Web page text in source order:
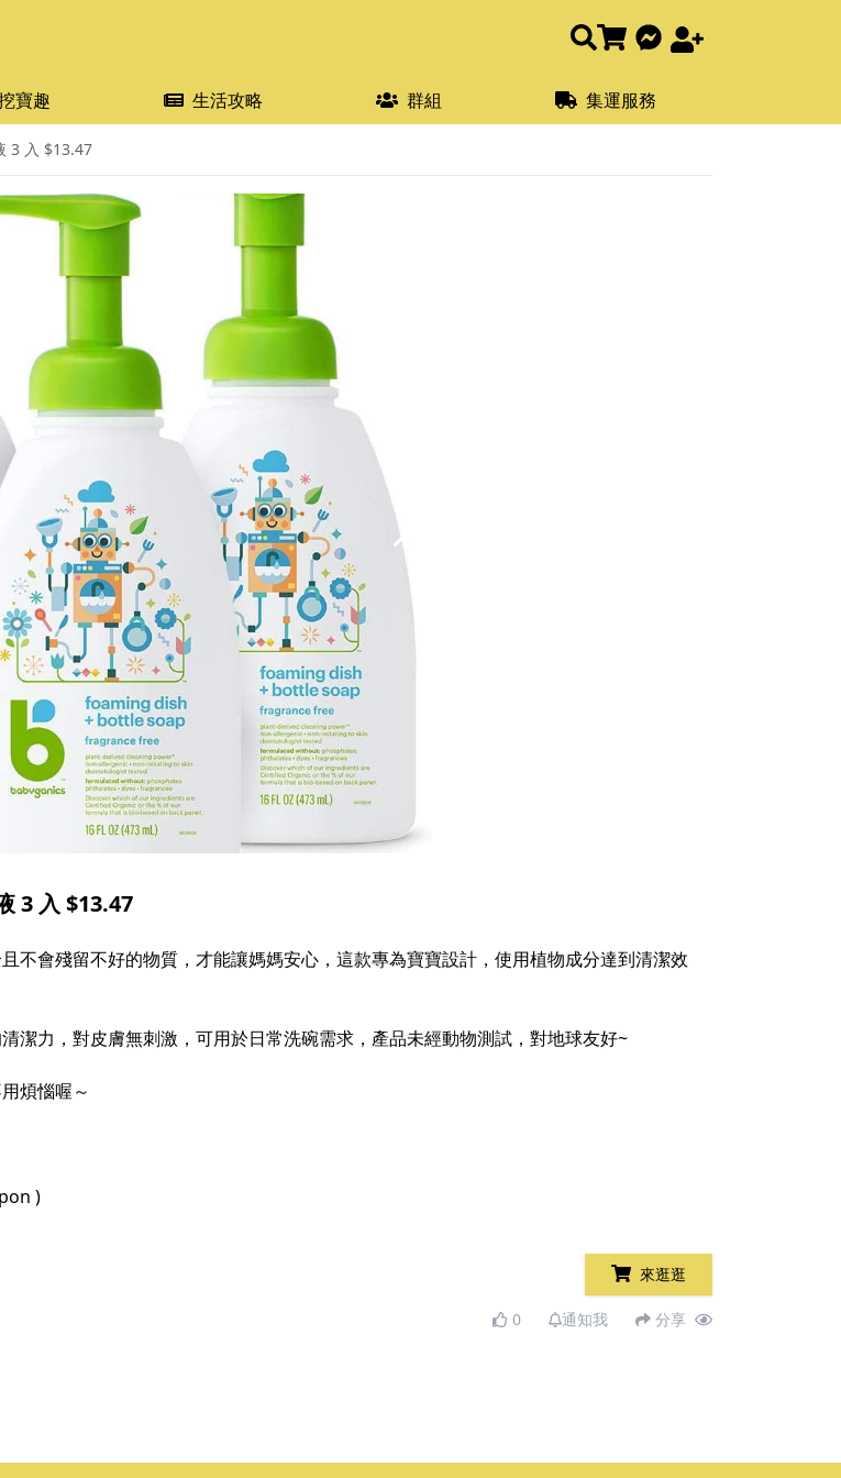
寶趣 生活攻略 群組 集運服務
3 入 $13.47
3 入 $13.47
不會殘留不好的物質，才能讓媽媽安心，這款專為寶寶設計，使用植物成分達到清潔效
潔力，對皮膚無刺激，可用於日常洗碗需求，產品未經動物測試，對地球友好~
煩惱喔～
)
來逛逛
0 通知我 分享